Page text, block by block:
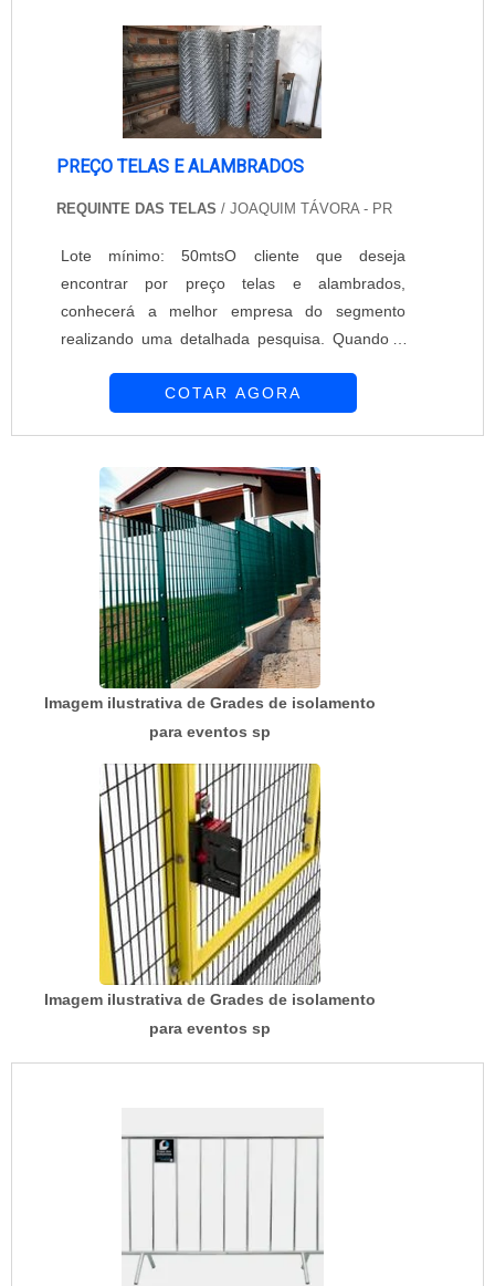
materiais, além de evitar prejuízos com subst...
PREÇO TELAS E ALAMBRADOS
REQUINTE DAS TELAS / JOAQUIM TÁVORA - PR
Lote mínimo: 50mtsO cliente que deseja
encontrar por preço telas e alambrados,
conhecerá a melhor empresa do segmento
realizando uma detalhada pesquisa. Quando o
melhor mão de obra da Requinte das Telas
de cada cliente.MAIS SOBRE PREÇO TELAS E
ALAMBRADOSHá muitas maneiras eficientes de
demonstrar competência e ex...
COTAR AGORA
Imagem ilustrativa de Grades de isolamento
para eventos sp
Imagem ilustrativa de Grades de isolamento
para eventos sp